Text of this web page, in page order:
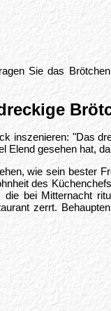
Sie das
"Das
gesehen hat,
wie sein bester
des
bei Mitternacht
zerrt.